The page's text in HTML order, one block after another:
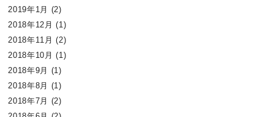
2019年1月 (2)
2018年12月 (1)
2018年11月 (2)
2018年10月 (1)
2018年9月 (1)
2018年8月 (1)
2018年7月 (2)